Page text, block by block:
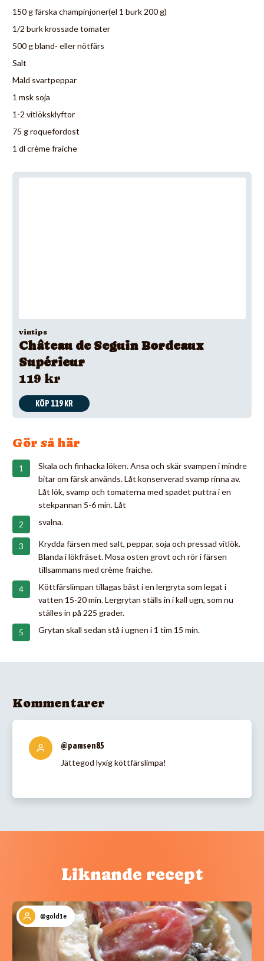
150 g färska champinjoner(el 1 burk 200 g)
1/2 burk krossade tomater
500 g bland- eller nötfärs
Salt
Mald svartpeppar
1 msk soja
1-2 vitlöksklyftor
75 g roquefordost
1 dl crème fraiche
vintips
Château de Seguin Bordeaux
Supérieur
119 kr
KÖP 119 KR
Gör så här
Skala och finhacka löken. Ansa och skär svampen i mindre
bitar om färsk används. Låt konserverad svamp rinna av.
Låt lök, svamp och tomaterna med spadet puttra i en
stekpannan 5-6 min. Låt
svalna.
Krydda färsen med salt, peppar, soja och pressad vitlök.
Blanda i lökfräset. Mosa osten grovt och rör i färsen
tillsammans med crème fraiche.
Köttfärslimpan tillagas bäst i en lergryta som legat i
vatten 15-20 min. Lergrytan ställs in i kall ugn, som nu
ställes in på 225 grader.
Grytan skall sedan stå i ugnen i 1 tim 15 min.
Kommentarer
@pamsen85
Jättegod lyxig köttfärslimpa!
Liknande recept
@gold1e